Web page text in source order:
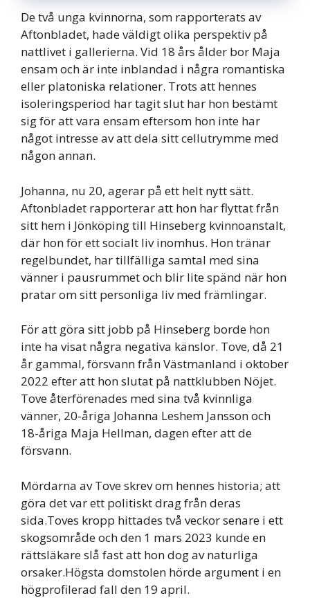
De två unga kvinnorna, som rapporterats av
Aftonbladet, hade väldigt olika perspektiv på
nattlivet i gallerierna. Vid 18 års ålder bor Maja
ensam och är inte inblandad i några romantiska
eller platoniska relationer. Trots att hennes
isoleringsperiod har tagit slut har hon bestämt
sig för att vara ensam eftersom hon inte har
något intresse av att dela sitt cellutrymme med
någon annan.
Johanna, nu 20, agerar på ett helt nytt sätt.
Aftonbladet rapporterar att hon har flyttat från
sitt hem i Jönköping till Hinseberg kvinnoanstalt,
där hon för ett socialt liv inomhus. Hon tränar
regelbundet, har tillfälliga samtal med sina
vänner i pausrummet och blir lite spänd när hon
pratar om sitt personliga liv med främlingar.
För att göra sitt jobb på Hinseberg borde hon
inte ha visat några negativa känslor. Tove, då 21
år gammal, försvann från Västmanland i oktober
2022 efter att hon slutat på nattklubben Nöjet.
Tove återförenades med sina två kvinnliga
vänner, 20-åriga Johanna Leshem Jansson och
18-åriga Maja Hellman, dagen efter att de
försvann.
Mördarna av Tove skrev om hennes historia; att
göra det var ett politiskt drag från deras
sida.Toves kropp hittades två veckor senare i ett
skogsområde och den 1 mars 2023 kunde en
rättsläkare slå fast att hon dog av naturliga
orsaker.Högsta domstolen hörde argument i en
högprofilerad fall den 19 april.